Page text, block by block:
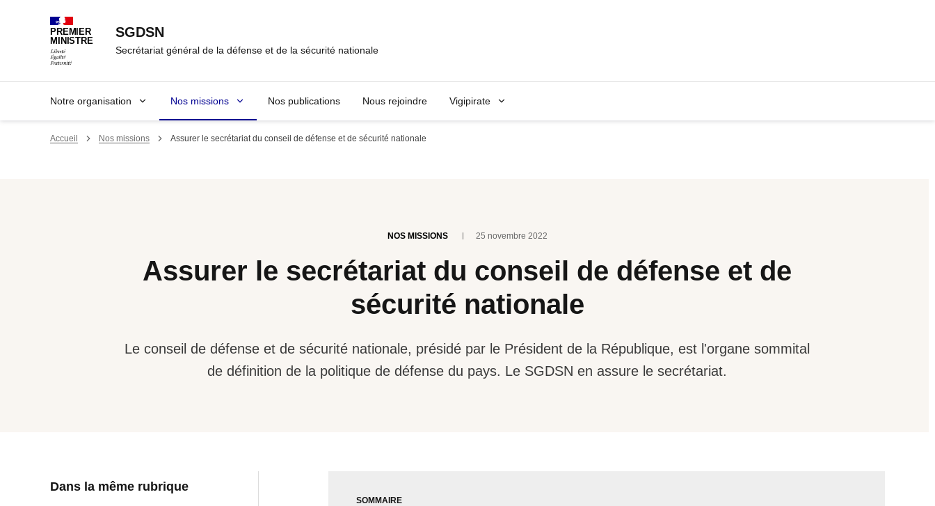
PREMIER
MINISTRE
SGDSN
Secrétariat général de la défense et de la sécurité nationale
Notre organisation Nos missions Nos publications Nous rejoindre Vigipirate
Accueil Nos missions Assurer le secrétariat du conseil de défense et de sécurité nationale
Assurer le secrétariat du conseil de défense et de
sécurité nationale
NOS MISSIONS 25 novembre 2022
Le conseil de défense et de sécurité nationale, présidé par le Président de la République, est l'organe sommital
de définition de la politique de défense du pays. Le SGDSN en assure le secrétariat.
Dans la même rubrique
SOMMAIRE